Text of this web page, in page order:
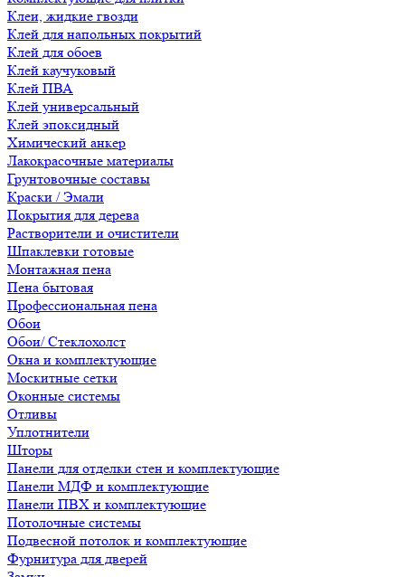
Клеи, жидкие гвозди
Клей для напольных покрытий
Клей для обоев
Клей каучуковый
Клей ПВА
Клей универсальный
Клей эпоксидный
Химический анкер
Лакокрасочные материалы
Грунтовочные составы
Краски / Эмали
Покрытия для дерева
Растворители и очистители
Шпаклевки готовые
Монтажная пена
Пена бытовая
Профессиональная пена
Обои
Обои/ Стеклохолст
Окна и комплектующие
Москитные сетки
Оконные системы
Отливы
Уплотнители
Шторы
Панели для отделки стен и комплектующие
Панели МДФ и комплектующие
Панели ПВХ и комплектующие
Потолочные системы
Подвесной потолок и комплектующие
Фурнитура для дверей